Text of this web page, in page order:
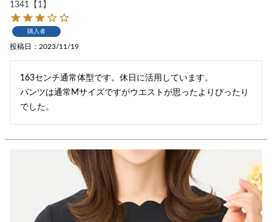
1341【1】
購入者
投稿日 2023/11/19
163センチ通常体型です。休日に活用しています。
パンツは通常Mサイズですがウエストが思ったよりぴったり
でした。